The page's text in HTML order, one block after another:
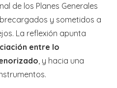
de los Planes Generales
y sometidos a
La reflexión apunta
entre lo
, y hacia una